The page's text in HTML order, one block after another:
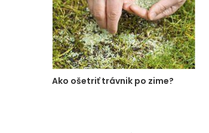
Ako ošetriť trávnik po zime?